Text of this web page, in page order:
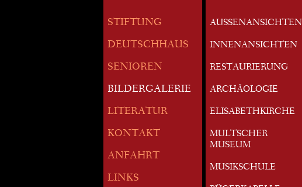
STIFTUNG
DEUTSCHHAUS
SENIOREN
BILDERGALERIE
LITERATUR
KONTAKT
ANFAHRT
LINKS
AUSSENANSICHTEN
INNENANSICHTEN
RESTAURIERUNG
ARCHÄOLOGIE
ELISABETHKIRCHE
MULTSCHER
MUSEUM
MUSIKSCHULE